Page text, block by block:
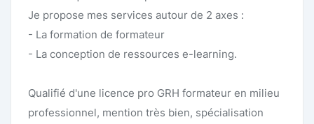
Je propose mes services autour de 2 axes :
- La formation de formateur
- La conception de ressources e-learning.
Qualifié d'une licence pro GRH formateur en milieu
professionnel, mention très bien, spécialisation